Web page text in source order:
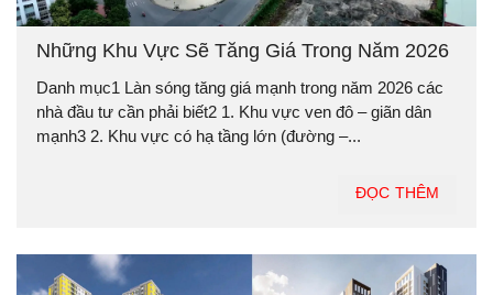
Những Khu Vực Sẽ Tăng Giá Trong Năm 2026
Danh mục1 Làn sóng tăng giá mạnh trong năm 2026 các
nhà đầu tư cần phải biết2 1. Khu vực ven đô – giãn dân
mạnh3 2. Khu vực có hạ tầng lớn (đường –...
ĐỌC THÊM